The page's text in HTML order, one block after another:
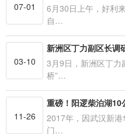
07-01
6月30日上午，好利
自…
03-10
新洲区丁力副区长调
3月9日，新洲区丁力
桥”…
11-26
重磅！阳逻柴泊湖10
2017年，因武汉新
门…